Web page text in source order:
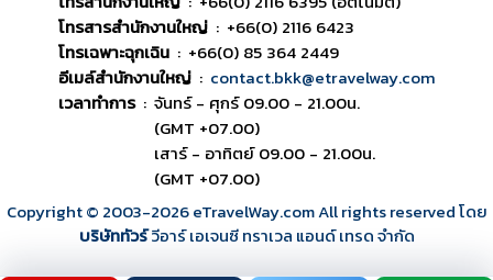
โทรสารสำนักงานใหญ่ : +66(0) 2116 6423
โทรเฉพาะฉุกเฉิน : +66(0) 85 364 2449
อีเมล์สำนักงานใหญ่ : contact.bkk@etravelway.com
เวลาทำการ : จันทร์ - ศุกร์ 09.00 - 21.00น.
(GMT +07.00)
เสาร์ - อาทิตย์ 09.00 - 21.00น.
(GMT +07.00)
Copyright © 2003-2026eTravelWay.com All rights reserved โดย
บริษัททัวร์วีอาร์ เอเจนซี ทราเวล แอนด์ เทรด จำกัด